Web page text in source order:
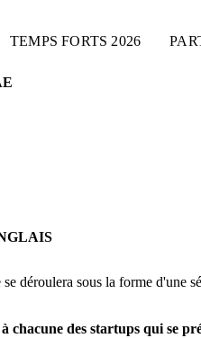
TEMPS FORTS 2026
déroulera sous la forme
chacune des startups qui se